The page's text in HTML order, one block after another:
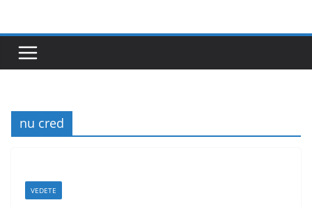
content
nu cred
VEDETE